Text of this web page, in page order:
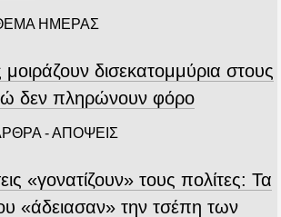
ΗΜΕΡΑΣ
μοιράζουν δισεκατομμύρια στους
δεν πληρώνουν φόρο
- ΑΠΟΨΕΙΣ
«γονατίζουν» τους πολίτες: Τα
«άδειασαν» την τσέπη των